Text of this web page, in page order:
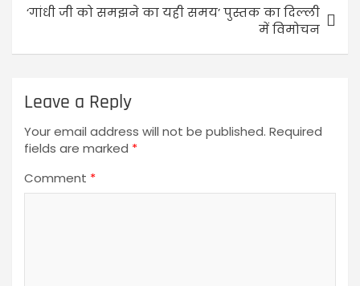
‘गांधी जी को समझने का यही समय’ पुस्तक का दिल्ली
में विमोचन
Leave a Reply
Your email address will not be published. Required
fields are marked *
Comment *